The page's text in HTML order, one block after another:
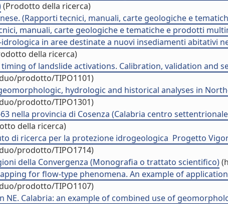
(Prodotto della ricerca)
(Rapporti tecnici, manuali, carte geologiche e
manuali, carte geologiche e tematiche e prodotti
in aree destinate a nuovi insediamenti abitativi
della ricerca)
of landslide activations. Calibration, validation and
prodotto/TIPO1101)
hydrologic and historical analyses in
prodotto/TIPO1301)
nella provincia di Cosenza (Calabria centro
della ricerca)
di ricerca per la protezione idrogeologica  Progetto
prodotto/TIPO1714)
della Convergenza (Monografia o trattato scientifico)
for flow-type phenomena. An example of
prodotto/TIPO1107)
NE. Calabria: an example of combined use of